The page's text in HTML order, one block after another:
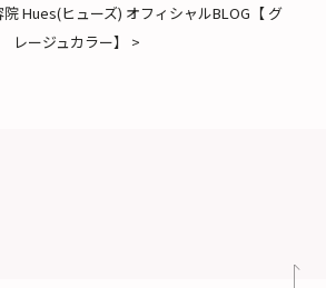
Hues(ヒューズ) オフィシャルBLOG【 グ
レージュカラー】 >